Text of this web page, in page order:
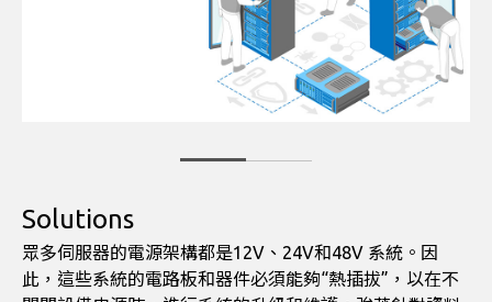
Solutions
眾多伺服器的電源架構都是12V、24V和48V 系統。因
此，這些系統的電路板和器件必須能夠“熱插拔”，以在不